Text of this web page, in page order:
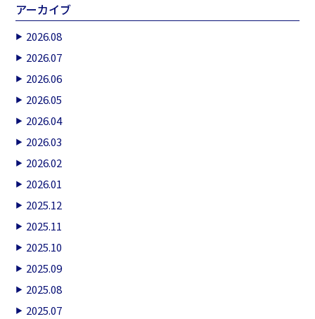
アーカイブ
2026.08
2026.07
2026.06
2026.05
2026.04
2026.03
2026.02
2026.01
2025.12
2025.11
2025.10
2025.09
2025.08
2025.07